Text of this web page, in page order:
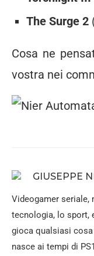
The Surge 2
Cosa ne
vostra nei
GIUSEPPE
Videogamer seriale,
tecnologia, lo sport,
gioca qualsiasi
nasce ai tempi di